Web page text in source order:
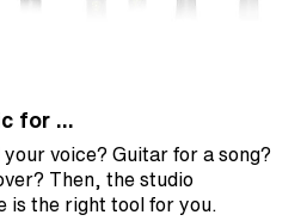
for ...
voice? Guitar for a song?
Then, the studio
is the right tool for you.